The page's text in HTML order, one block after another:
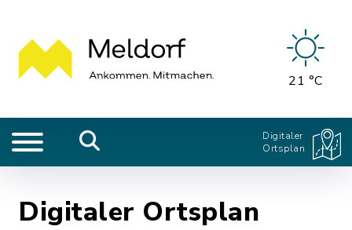
21 °C
Digitaler
Ortsplan
Digitaler Ortsplan